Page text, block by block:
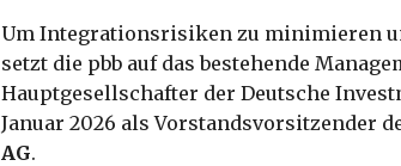
Um Integrationsrisiken zu minimieren
setzt die pbb auf das bestehende
Hauptgesellschafter der Deutsche
Januar 2026 als Vorstandsvorsitzender
AG.